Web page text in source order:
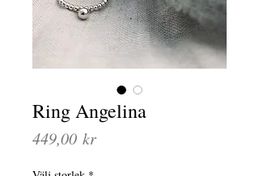
Ring Angelina
449,00 krPris